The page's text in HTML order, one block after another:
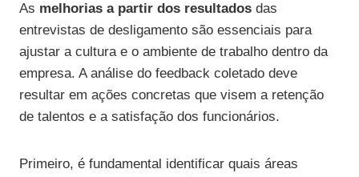
As melhorias a partir dos resultados das
entrevistas de desligamento são essenciais para
ajustar a cultura e o ambiente de trabalho dentro da
empresa. A análise do feedback coletado deve
resultar em ações concretas que visem a retenção
de talentos e a satisfação dos funcionários.
Primeiro, é fundamental identificar quais áreas